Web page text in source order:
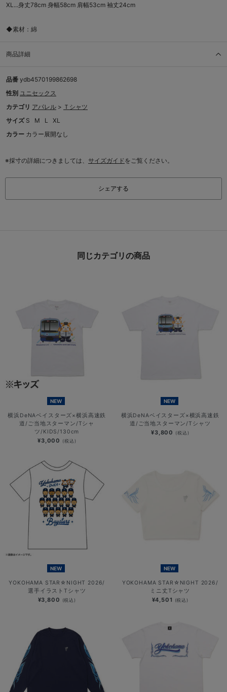
XL...身丈78cm 身幅58cm 肩幅53cm 袖丈24cm
◆素材：綿
商品詳細
品番 ydb4570199862698
性別 ユニセックス
カテゴリ アパレル > Ｔシャツ
サイズ S M L
XL
カラー カラー展開なし
※採寸の詳細につきましては、 サイズガイドをご覧ください。
シェアする
同じカテゴリの商品
NEW
横浜DeNAベイスターズ×横浜高速鉄
道/ご当地スターマン/Tシャ
ツ/KIDS/130cm
¥3,000 (税込)
NEW
横浜DeNAベイスターズ×横浜高速鉄
道/ご当地スターマン/Tシャツ
¥3,800 (税込)
NEW
YOKOHAMA STAR☆NIGHT 2026/
選手イラストTシャツ
¥3,800 (税込)
NEW
YOKOHAMA STAR☆NIGHT 2026/
ミニ丈Tシャツ
¥4,501 (税込)